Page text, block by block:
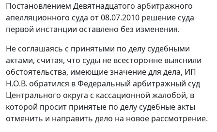
Постановлением Девятнадцатого арбитражного
апелляционного суда от 08.07.2010 решение суда
первой инстанции оставлено без изменения.
Не соглашаясь с принятыми по делу судебными
актами, считая, что суды не всесторонне выяснили
обстоятельства, имеющие значение для дела, ИП
Н.О.В. обратился в Федеральный арбитражный суд
Центрального округа с кассационной жалобой, в
которой просит принятые по делу судебные акты
отменить и направить дело на новое рассмотрение.